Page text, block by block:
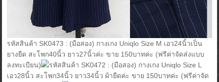
รหัสสินค้า SK0473 : (มือสอง) กางเกง Uniqlo Size M เอว24นิ้วเป็น
ยางยืด สะโพก40นิ้ว ยาว27นิ้วค่ะ ขาย 150บาทค่ะ (ฟรีค่าจัดส่งแบบ
ลงทะเบียน)
รหัสสินค้า SK0472 : (มือสอง) กางเกง Uniqlo Size L
เอว28นิ้ว สะโพก34นิ้ว ยาว34นิ้ว ผ้ายืดค่ะ ขาย 150บาทค่ะ (ฟรีค่าจัด